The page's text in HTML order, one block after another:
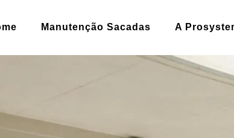
Manutenção Sacadas A